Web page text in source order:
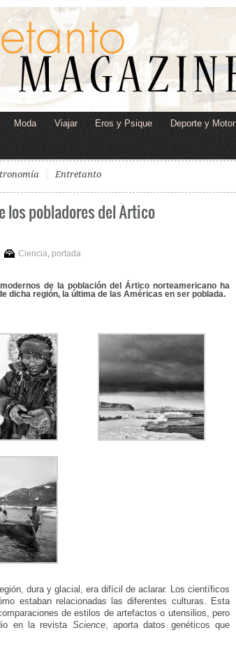
Moda Viajar Eros y Psique Deporte y Motor
Entretanto
los pobladores del Ártico
Ciencia portada
de la población del Ártico norteamericano ha
dicha región, la última de las Américas en ser poblada.
dura y glacial, era difícil de aclarar. Los científicos
estaban relacionadas las diferentes culturas. Esta
de estilos de artefactos o utensilios, pero
en la revista Science, aporta datos genéticos que